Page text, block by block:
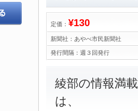
定価： ¥130
新聞社： あやべ市民新聞社
発行間隔： 週３回発行
綾部の情報
は、